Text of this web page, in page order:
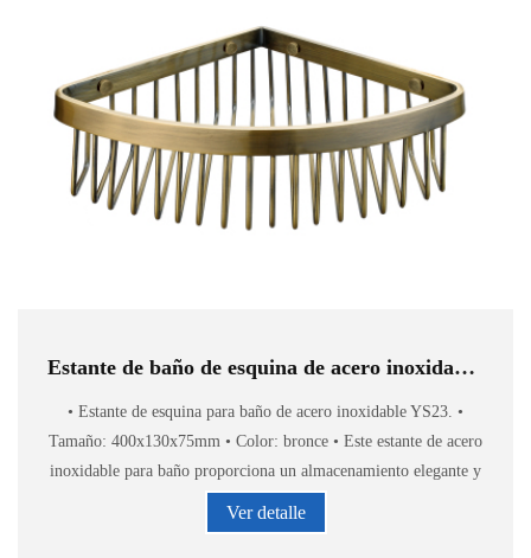
Estante de baño de esquina de acero inoxidable YS23
• Estante de esquina para baño de acero inoxidable YS23. •
Tamaño: 400x130x75mm • Color: bronce • Este estante de acero
inoxidable para baño proporciona un almacenamiento elegante y
Ver detalle